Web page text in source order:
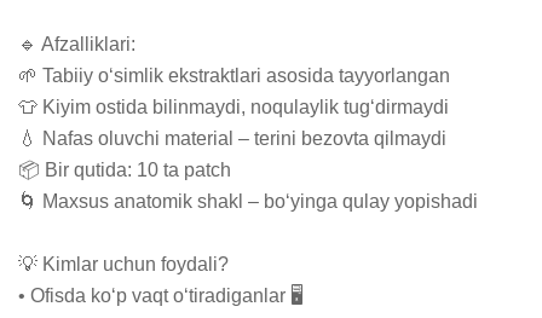
🔹 Afzalliklari:
🌱 Tabiiy o‘simlik ekstraktlari asosida tayyorlangan
👕 Kiyim ostida bilinmaydi, noqulaylik tug‘dirmaydi
💧 Nafas oluvchi material – terini bezovta qilmaydi
📦 Bir qutida: 10 ta patch
🌀 Maxsus anatomik shakl – bo‘yinga qulay yopishadi
💡 Kimlar uchun foydali?
• Ofisda ko‘p vaqt o‘tiradiganlar 🖥️